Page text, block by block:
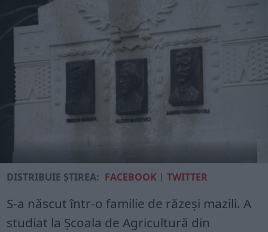
DISTRIBUIE ȘTIREA: FACEBOOK |TWITTER
S-a născut într-o familie de răzeși mazili. A
studiat la Școala de Agricultură din